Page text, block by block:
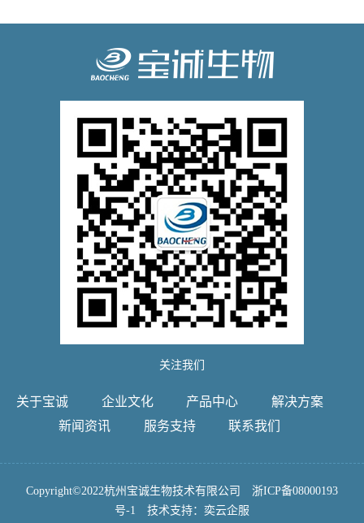
关注我们
关于宝诚 企业文化 产品中心
解决方案
新闻资讯
服务支持 联系我们
Copyright©2022杭州宝诚生物技术有限公司 浙ICP备08000193
号-1
技术支持： 奕云企服